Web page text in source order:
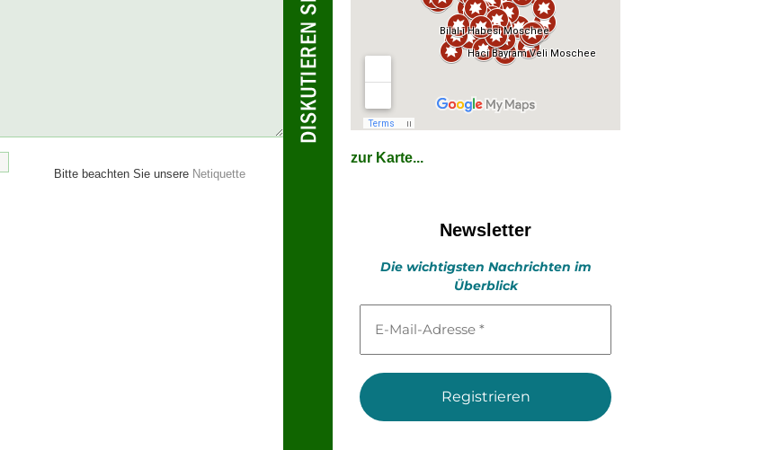
Bitte beachten Sie unsere Netiquette
zur Karte...
Newsletter
Die wichtigsten Nachrichten im
Überblick
Mail-
*